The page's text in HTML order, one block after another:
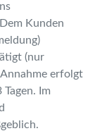
Kunden
(nur
Annahme erfolgt
Im